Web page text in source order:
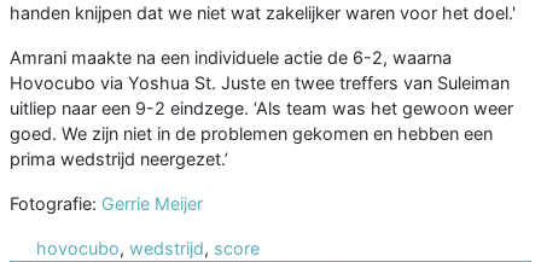
handen knijpen dat we niet wat zakelijker waren voor het doel.'
Amrani maakte na een individuele actie de 6-2, waarna
Hovocubo via Yoshua St. Juste en twee treffers van Suleiman
uitliep naar een 9-2 eindzege. ‘Als team was het gewoon weer
goed. We zijn niet in de problemen gekomen en hebben een
prima wedstrijd neergezet.’
Fotografie: Gerrie Meijer
hovocubo, wedstrijd, score